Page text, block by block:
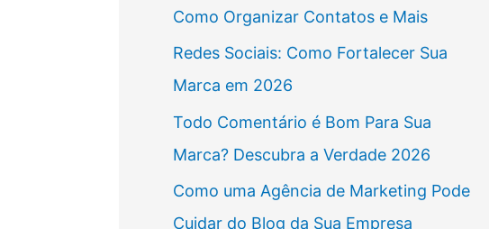
Como Organizar Contatos e Mais
Redes Sociais: Como Fortalecer Sua
Marca em 2026
Todo Comentário é Bom Para Sua
Marca? Descubra a Verdade 2026
Como uma Agência de Marketing Pode
Cuidar do Blog da Sua Empresa